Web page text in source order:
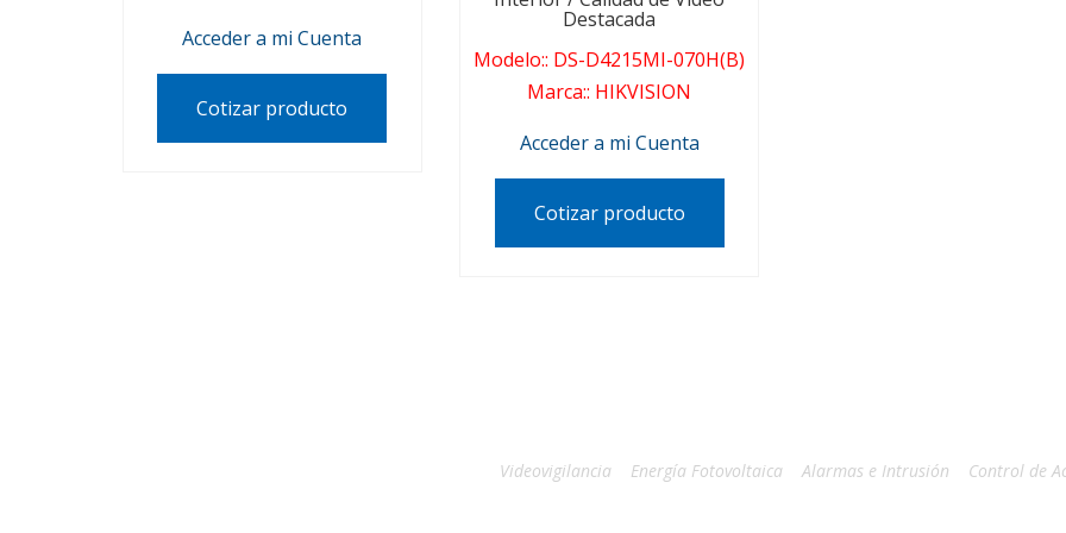
Acceder a mi Cuenta
Cotizar producto
Destacada
Modelo:: DS-D4215MI-070H(B)
Marca:: HIKVISION
Acceder a mi Cuenta
Cotizar producto
Videovigilancia Energía Fotovoltaica Alarmas e Intrusión Control de